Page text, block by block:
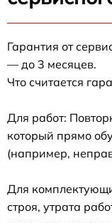
Гарантия от
— до 3 месяцев.
Что считается
Для работ:
который прямо
(например,
Для
строя, утрата